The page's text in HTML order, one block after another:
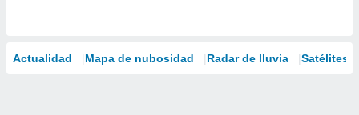
Actualidad Mapa de nubosidad Radar de lluvia Satélites